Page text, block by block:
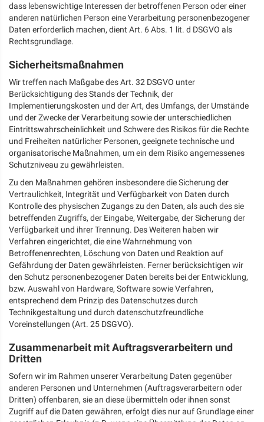
dass lebenswichtige Interessen der betroffenen Person oder einer
anderen natürlichen Person eine Verarbeitung personenbezogener
Daten erforderlich machen, dient Art. 6 Abs. 1 lit. d DSGVO als
Rechtsgrundlage.
Sicherheitsmaßnahmen
Wir treffen nach Maßgabe des Art. 32 DSGVO unter
Berücksichtigung des Stands der Technik, der
Implementierungskosten und der Art, des Umfangs, der Umstände
und der Zwecke der Verarbeitung sowie der unterschiedlichen
Eintrittswahrscheinlichkeit und Schwere des Risikos für die Rechte
und Freiheiten natürlicher Personen, geeignete technische und
organisatorische Maßnahmen, um ein dem Risiko angemessenes
Schutzniveau zu gewährleisten.
Zu den Maßnahmen gehören insbesondere die Sicherung der
Vertraulichkeit, Integrität und Verfügbarkeit von Daten durch
Kontrolle des physischen Zugangs zu den Daten, als auch des sie
betreffenden Zugriffs, der Eingabe, Weitergabe, der Sicherung der
Verfügbarkeit und ihrer Trennung. Des Weiteren haben wir
Verfahren eingerichtet, die eine Wahrnehmung von
Betroffenenrechten, Löschung von Daten und Reaktion auf
Gefährdung der Daten gewährleisten. Ferner berücksichtigen wir
den Schutz personenbezogener Daten bereits bei der Entwicklung,
bzw. Auswahl von Hardware, Software sowie Verfahren,
entsprechend dem Prinzip des Datenschutzes durch
Technikgestaltung und durch datenschutzfreundliche
Voreinstellungen (Art. 25 DSGVO).
Zusammenarbeit mit Auftragsverarbeitern und
Dritten
Sofern wir im Rahmen unserer Verarbeitung Daten gegenüber
anderen Personen und Unternehmen (Auftragsverarbeitern oder
Dritten) offenbaren, sie an diese übermitteln oder ihnen sonst
Zugriff auf die Daten gewähren, erfolgt dies nur auf Grundlage einer